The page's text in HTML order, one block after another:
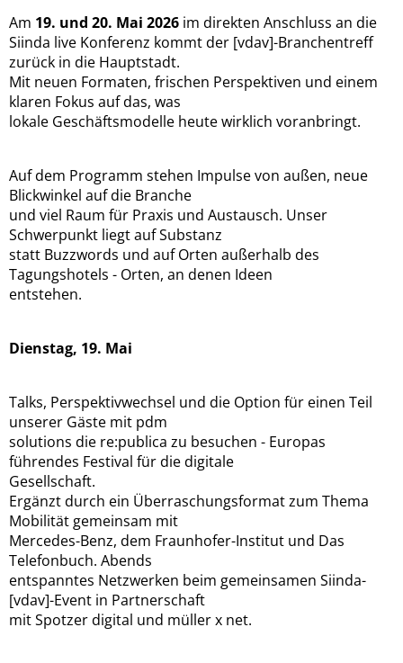
Am 19. und 20. Mai 2026 im direkten Anschluss an die
Siinda live Konferenz kommt der [vdav]-Branchentreff
zurück in die Hauptstadt.
Mit neuen Formaten, frischen Perspektiven und einem
klaren Fokus auf das, was
lokale Geschäftsmodelle heute wirklich voranbringt.
Auf dem Programm stehen Impulse von außen, neue
Blickwinkel auf die Branche
und viel Raum für Praxis und Austausch. Unser
Schwerpunkt liegt auf Substanz
statt Buzzwords und auf Orten außerhalb des
Tagungshotels - Orten, an denen Ideen
entstehen.
Dienstag, 19. Mai
Talks, Perspektivwechsel und die Option für einen Teil
unserer Gäste mit pdm
solutions die re:publica zu besuchen - Europas
führendes Festival für die digitale
Gesellschaft.
Ergänzt durch ein Überraschungsformat zum Thema
Mobilität gemeinsam mit
Mercedes-Benz, dem Fraunhofer-Institut und Das
Telefonbuch. Abends
entspanntes Netzwerken beim gemeinsamen Siinda-
[vdav]-Event in Partnerschaft
mit Spotzer digital und müller x net.